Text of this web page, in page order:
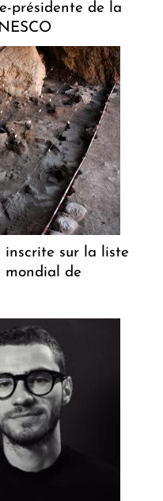
présidente de la
inscrite sur la liste
mondial de